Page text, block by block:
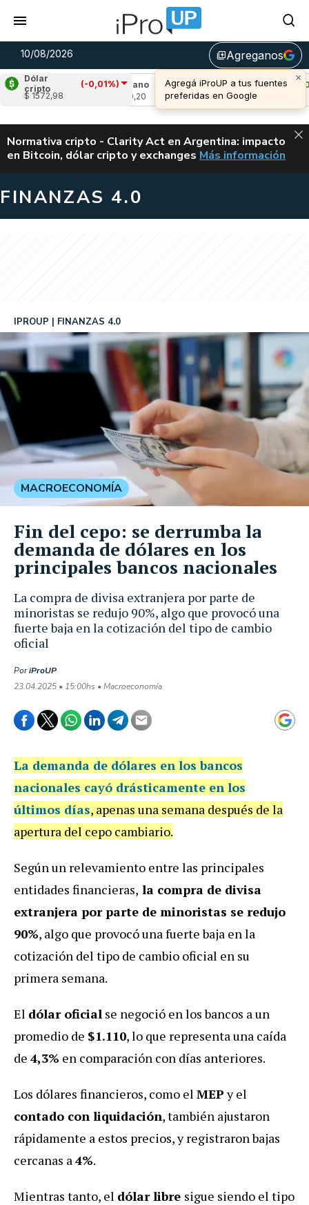
10/08/2026 library_addAgreganos
×
Agregá iProUP a tus fuentes
preferidas en Google
Dólar
cripto
(-0,01%)
$ 1572,98
Cardano
(-0,96%)
Avalanche
u$s 6,53
ALERTA
Normativa cripto - Clarity Act en Argentina: impacto
en Bitcoin, dólar cripto y exchanges CLARITY ACT EN
Más información
FINANZAS 4.0
La compra de divisa extranjera por parte de
minoristas se redujo 90%, algo que provocó una
fuerte baja en la cotización del tipo de cambio
oficial
IPROUP FINANZAS 4.0
PoriProUP
23.04.2025 • 15:00hs • Macroeconomía
MACROECONOMÍA
Fin del cepo: se derrumba la
demanda de dólares en los
principales bancos nacionales
La demanda de dólares en los bancos
nacionales cayó drásticamente en los
últimos días, apenas una semana después de la
apertura del cepo cambiario.
Según un relevamiento entre las principales
entidades financieras, la compra de divisa
extranjera por parte de minoristas se redujo
90%, algo que provocó una fuerte baja en la
cotización del tipo de cambio oficial en su
primera semana.
El dólar oficial se negoció en los bancos a un
promedio de $1.110, lo que representa una caída
de 4,3% en comparación con días anteriores.
Los dólares financieros, como el MEPy el
contado con liquidación, también ajustaron
rápidamente a estos precios, y registraron bajas
cercanas a4%.
Mientras tanto, el dólar libre sigue siendo el tipo